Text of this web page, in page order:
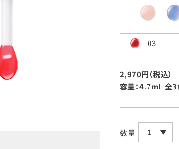
03
2,970円（税込）
容量：4.7mL 全3
数量 1